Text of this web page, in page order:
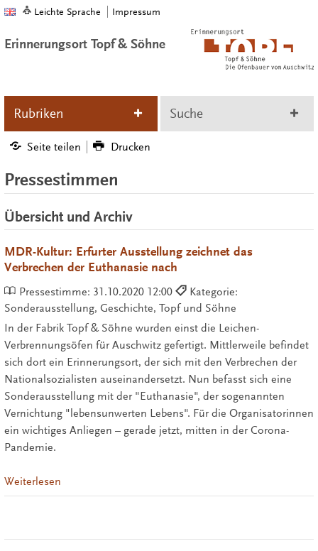
Leichte Sprache Impressum
Erinnerungsort Topf & Söhne
Rubriken Suche
Seite teilen Drucken
Pressestimmen
Übersicht und Archiv
MDR-Kultur: Erfurter Ausstellung zeichnet das
Verbrechen der Euthanasie nach
Pressestimme: 31.10.2020 12:00
Kategorie:
Sonderausstellung, Geschichte, Topf und Söhne
In der Fabrik Topf & Söhne wurden einst die Leichen-
Verbrennungsöfen für Auschwitz gefertigt. Mittlerweile befindet
sich dort ein Erinnerungsort, der sich mit den Verbrechen der
Nationalsozialisten auseinandersetzt. Nun befasst sich eine
Sonderausstellung mit der "Euthanasie", der sogenannten
Vernichtung "lebensunwerten Lebens". Für die Organisatorinnen
ein wichtiges Anliegen – gerade jetzt, mitten in der Corona-
Pandemie.
Weiterlesen